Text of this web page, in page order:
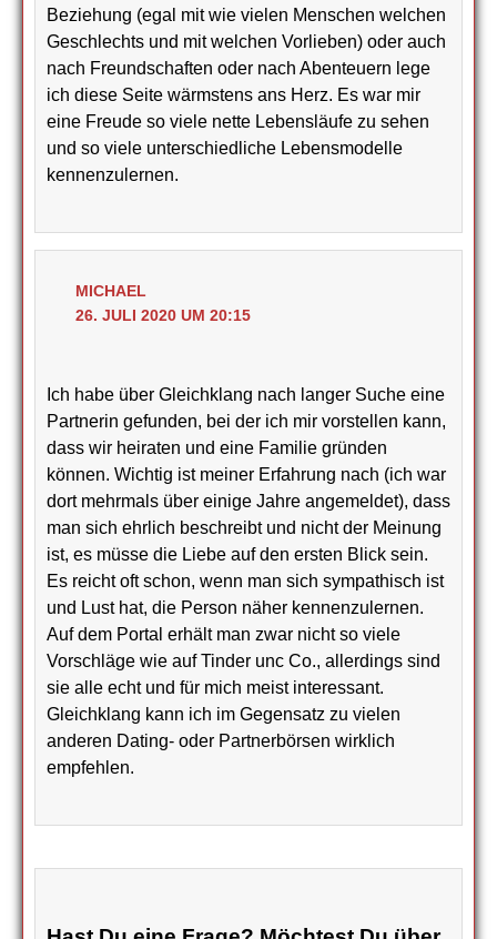
Beziehung (egal mit wie vielen Menschen welchen
Geschlechts und mit welchen Vorlieben) oder auch
nach Freundschaften oder nach Abenteuern lege
ich diese Seite wärmstens ans Herz. Es war mir
eine Freude so viele nette Lebensläufe zu sehen
und so viele unterschiedliche Lebensmodelle
kennenzulernen.
MICHAEL
26. JULI 2020 UM 20:15
Ich habe über Gleichklang nach langer Suche eine
Partnerin gefunden, bei der ich mir vorstellen kann,
dass wir heiraten und eine Familie gründen
können. Wichtig ist meiner Erfahrung nach (ich war
dort mehrmals über einige Jahre angemeldet), dass
man sich ehrlich beschreibt und nicht der Meinung
ist, es müsse die Liebe auf den ersten Blick sein.
Es reicht oft schon, wenn man sich sympathisch ist
und Lust hat, die Person näher kennenzulernen.
Auf dem Portal erhält man zwar nicht so viele
Vorschläge wie auf Tinder unc Co., allerdings sind
sie alle echt und für mich meist interessant.
Gleichklang kann ich im Gegensatz zu vielen
anderen Dating- oder Partnerbörsen wirklich
empfehlen.